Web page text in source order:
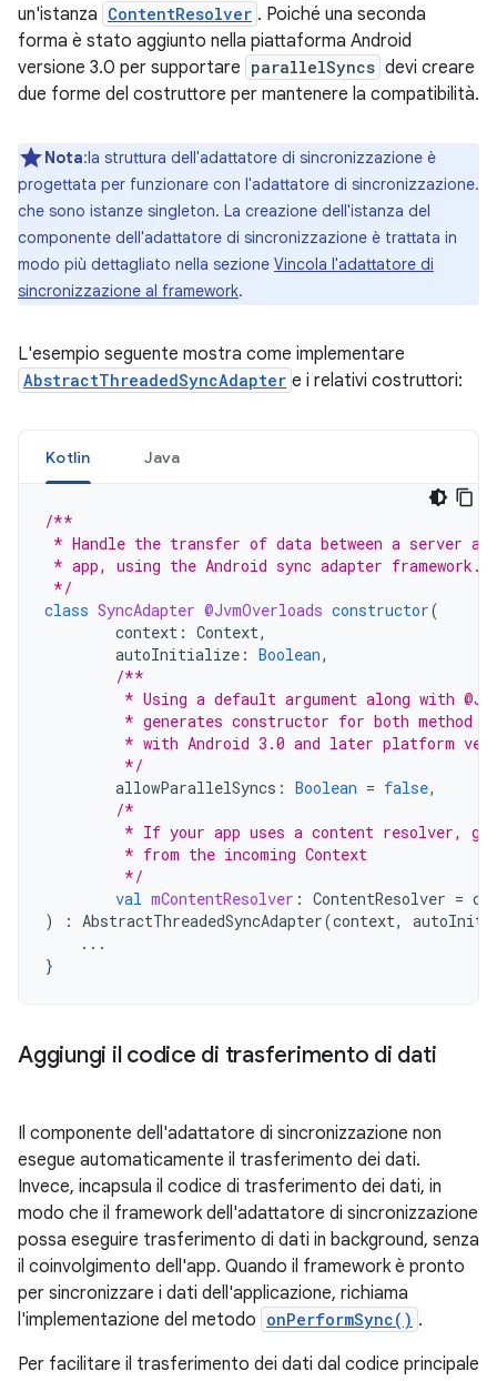
un'istanza ContentResolver . Poiché una seconda
forma è stato aggiunto nella piattaforma Android
versione 3.0 per supportare parallelSyncs devi creare
due forme del costruttore per mantenere la compatibilità.
Nota:la struttura dell'adattatore di sincronizzazione è
progettata per funzionare con l'adattatore di sincronizzazione.
che sono istanze singleton. La creazione dell'istanza del
componente dell'adattatore di sincronizzazione è trattata in
modo più dettagliato nella sezione Vincola l'adattatore di
sincronizzazione al framework.
L'esempio seguente mostra come implementare
AbstractThreadedSyncAdapter e i relativi costruttori:
Kotlin Java
/**
* Handle the transfer of data between a server
* app, using the Android sync adapter framework.
*/
class SyncAdapter @JvmOverloads constructor(
context : Context,
autoInitialize : Boolean,
/**
* Using a default argument along with
* generates constructor for both method
* with Android 3.0 and later platform
         */
allowParallelSyncs : Boolean = false,
/*
* If your app uses a content resolver,
         * from the incoming Context
         */
val mContentResolver : ContentResolver =
)
: AbstractThreadedSyncAdapter(context,
...
}
Aggiungi il codice di trasferimento di dati
Il componente dell'adattatore di sincronizzazione non
esegue automaticamente il trasferimento dei dati.
Invece, incapsula il codice di trasferimento dei dati, in
modo che il framework dell'adattatore di sincronizzazione
possa eseguire trasferimento di dati in background, senza
il coinvolgimento dell'app. Quando il framework è pronto
per sincronizzare i dati dell'applicazione, richiama
l'implementazione del metodo onPerformSync() .
Per facilitare il trasferimento dei dati dal codice principale